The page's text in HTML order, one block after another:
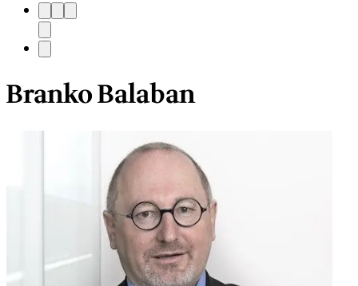
Branko Balaban